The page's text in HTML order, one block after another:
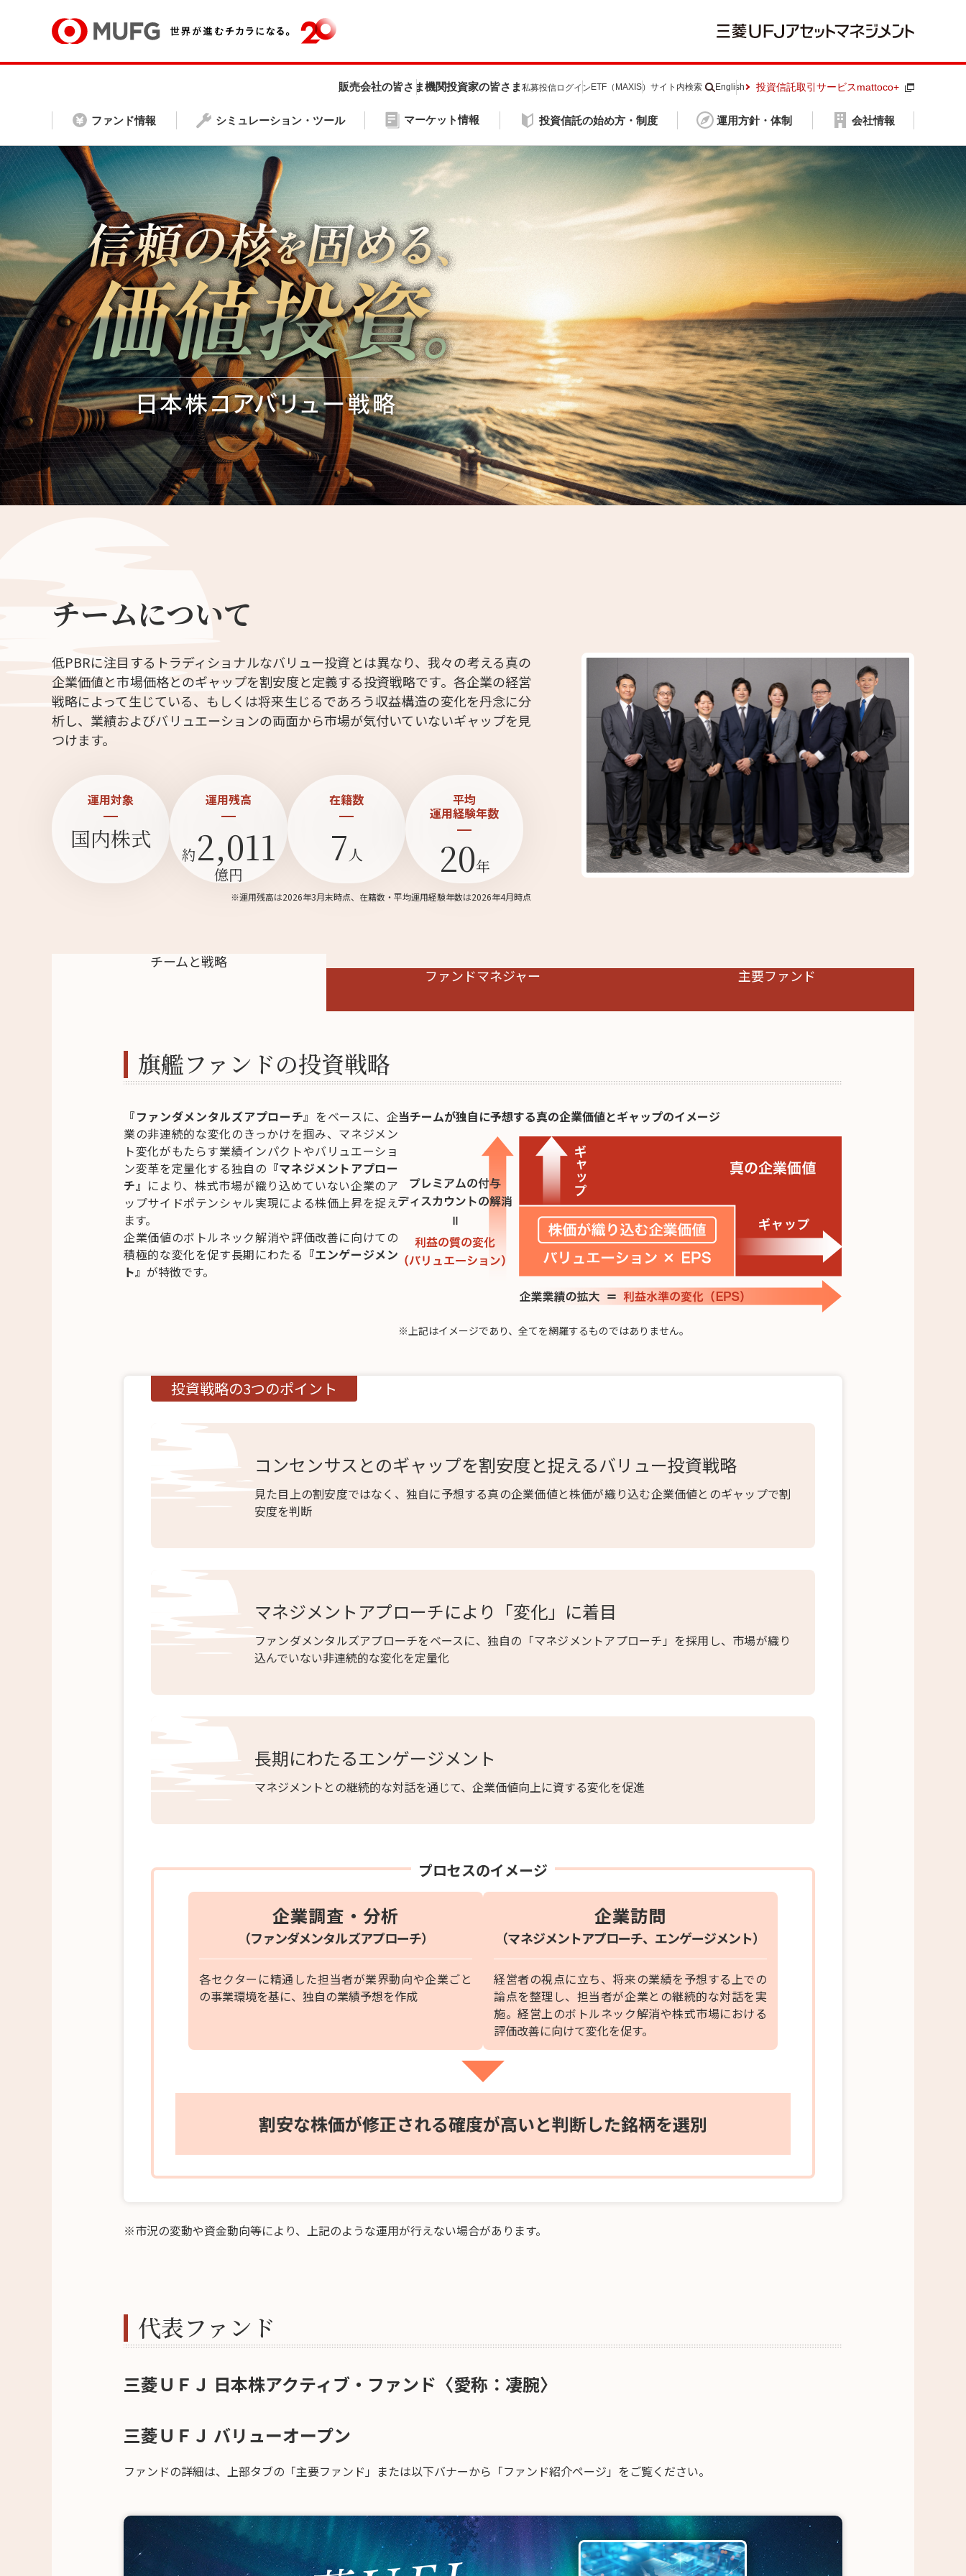
ファンド情報 シミュレーション・ツール マーケット情報 投資信託の始め方・制度 運用方針・体制 会社情報
販売会社の皆さま機関投資家の皆さま 私募投信ログイン ETF（MAXIS） サイト内検索 English 投資信託取引サービスmattoco+
チームについて
低PBRに注目するトラディショナルなバリュー投資とは異なり、我々の考える真の
企業価値と市場価格とのギャップを割安度と定義する投資戦略です。各企業の経営
戦略によって生じている、もしくは将来生じるであろう収益構造の変化を丹念に分
析し、業績およびバリュエーションの両面から市場が気付いていないギャップを見
つけます。
運用対象
国内株式
運用残高
約2,011
億円
在籍数
7人
平均
運用経験年数
20年
※運用残高は2026年3月末時点、在籍数・平均運用経験年数は2026年4月時点
チームと戦略
ファンドマネジャー 主要ファンド
旗艦ファンドの投資戦略
『ファンダメンタルズアプローチ』 をベースに、企
業の非連続的な変化のきっかけを掴み、マネジメン
ト変化がもたらす業績インパクトやバリュエーショ
ン変革を定量化する独自の 『マネジメントアプロー
チ』 により、株式市場が織り込めていない企業のア
ップサイドポテンシャル実現による株価上昇を捉え
ます。
企業価値のボトルネック解消や評価改善に向けての
積極的な変化を促す長期にわたる 『エンゲージメン
ト』 が特徴です。
当チームが独自に予想する真の企業価値とギャップのイメージ
※上記はイメージであり、全てを網羅するものではありません。
投資戦略の3つのポイント
コンセンサスとのギャップを割安度と捉えるバリュー投資戦略
見た目上の割安度ではなく、独自に予想する真の企業価値と株価が織り込む企業価値とのギャップで割
安度を判断
マネジメントアプローチにより「変化」に着目
ファンダメンタルズアプローチをベースに、独自の「マネジメントアプローチ」を採用し、市場が織り
込んでいない非連続的な変化を定量化
長期にわたるエンゲージメント
マネジメントとの継続的な対話を通じて、企業価値向上に資する変化を促進
プロセスのイメージ
企業調査・分析
（ファンダメンタルズアプローチ）
各セクターに精通した担当者が業界動向や企業ごと
の事業環境を基に、独自の業績予想を作成
企業訪問
（マネジメントアプローチ、エンゲージメント）
経営者の視点に立ち、将来の業績を予想する上での
論点を整理し、担当者が企業との継続的な対話を実
施。経営上のボトルネック解消や株式市場における
評価改善に向けて変化を促す。
割安な株価が修正される確度が高いと判断した銘柄を選別
※市況の変動や資金動向等により、上記のような運用が行えない場合があります。
代表ファンド
三菱ＵＦＪ 日本株アクティブ・ファンド 〈愛称：凄腕〉
三菱ＵＦＪ バリューオープン
ファンドの詳細は、上部タブの「主要ファンド」または以下バナーから「ファンド紹介ページ」をご覧ください。